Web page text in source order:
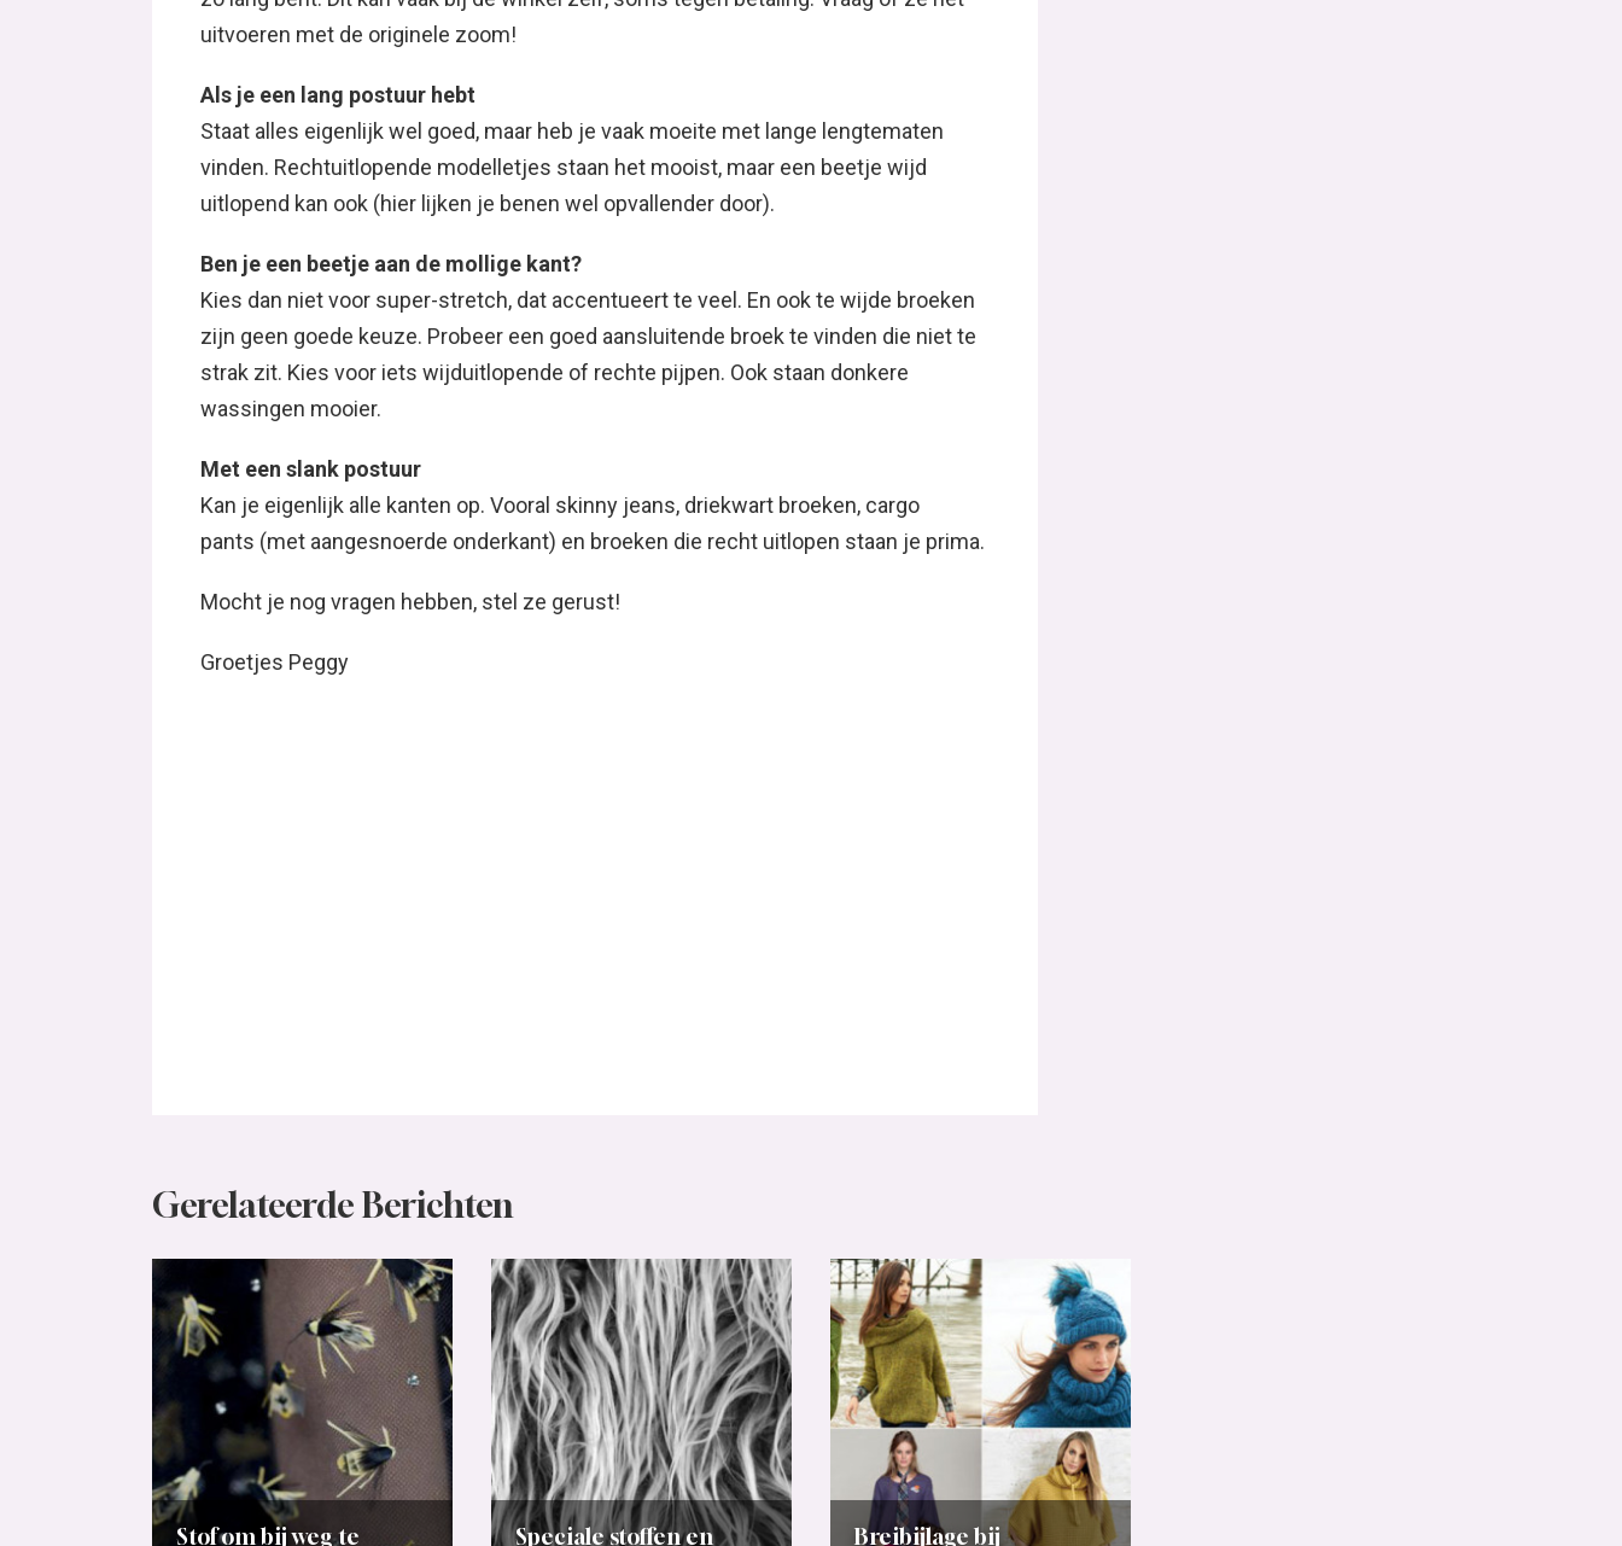
vinden. Rechtuitlopende modelletjes staan het mooist, maar een beetje wijd
Ben je een beetje aan de mollige kant?
Kies dan niet voor super-stretch, dat accentueert te veel. En ook te wijde broeken
zijn geen goede keuze. Probeer een goed aansluitende broek te vinden die niet te
wassingen mooier.
Met een slank postuur
Kan je eigenlijk alle kanten op. Vooral skinny jeans, driekwart broeken, cargo
pants (met aangesnoerde onderkant) en broeken die recht uitlopen staan je prima.
Mocht je nog vragen hebben, stel ze gerust!
Groetjes Peggy
Nieuws
In de nieuwste Knipmode:
Bestel de nieuwste Knipmode